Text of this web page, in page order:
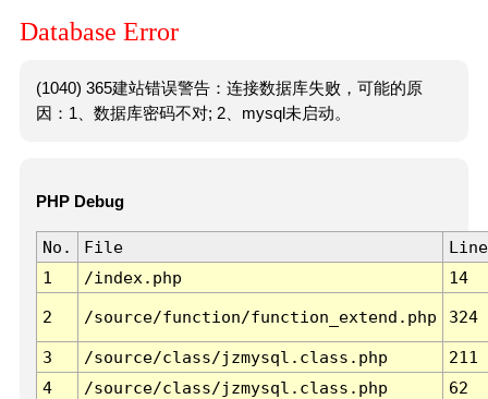
Database Error
(1040) 365建站错误警告：连接数据库失败，可能的原
因：1、数据库密码不对; 2、mysql未启动。
PHP Debug
No. File
Line
1
/index.php 14
2 /source/function/function_extend.php 324
3 /source/class/jzmysql.class.php
211
4
/source/class/jzmysql.class.php
62